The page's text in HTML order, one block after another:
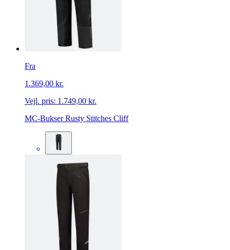
Fra
1.369,00 kr.
Vejl. pris: 1.749,00 kr.
MC-Bukser Rusty Stitches Cliff